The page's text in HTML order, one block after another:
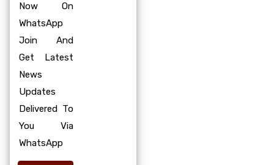
Now On
WhatsApp
Join And
Get Latest
News
Updates
Delivered To
You Via
WhatsApp